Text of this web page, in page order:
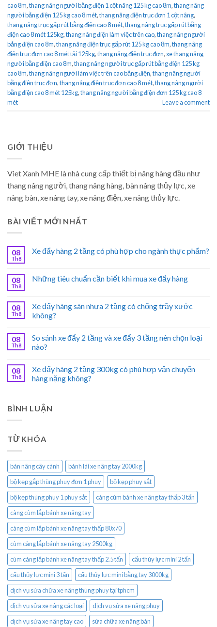
cao 8m,thang nâng người bằng điện 1 cột nâng 125 kg cao 8m,thang nâng
người bằng điện 125 kg cao 8 mét,thang nâng điện trục đơn 1 cột nâng,
thang nâng trục gấp rút bằng điện cao 8 mét,thang nâng trục gấp rút bằng
điện cao 8 mét 125kg,thang nâng điện làm việc trên cao,thang nâng người
bằng điện cao 8m,thang nâng điện trục gấp rút 125 kg cao 8m,thang nâng
điện trục đơn cao 8 mét tải 125kg,thang nâng điện trục đơn,xe thang nâng
người bằng điện cao 8m,thang nâng người trục gấp rút bằng điện 125 kg
cao 8m,thang nâng người làm việc trên cao bằng điện,thang nâng người
bằng điện trục đơn,thang nâng điện trục đơn cao 8 mét,thang nâng người
bằng điện cao 8 mét 125kg,thang nâng người bằng điện đơn 125 kg cao 8
mét
Leave a comment
GIỚI THIỆU
Viet Xanh MHE là nhà cung cấp thiết bị nâng hàng đầu như
thang nâng người, thang nâng hàng, bàn nâng thủy lực, xe
nâng bàn, xe nâng tay, xe nâng điện, xe nâng thủy lực.
BÀI VIẾT MỚI NHẤT
08
Th8
Xe đẩy hàng 2 tầng có phù hợp cho ngành thực phẩm?
08
Th8
Những tiêu chuẩn cần biết khi mua xe đẩy hàng
08
Th8
Xe đẩy hàng sàn nhựa 2 tầng có chống trầy xước
không?
08
Th8
So sánh xe đẩy 2 tầng và xe đẩy 3 tầng nên chọn loại
nào?
08
Th8
Xe đẩy hàng 2 tầng 300kg có phù hợp vận chuyển
hàng nặng không?
BÌNH LUẬN
TỪ KHÓA
bàn nâng cây cành
bánh lái xe nâng tay 2000kg
bộ kẹp gắp thùng phuy đơn 1 phuy
bộ kẹp phuy sắt
bộ kẹp thùng phuy 1 phuy sắt
càng cùm bánh xe nâng tay thấp 3 tấn
càng cùm lắp bánh xe nâng tay
càng cùm lắp bánh xe nâng tay thấp 80x70
cùm càng lắp bánh xe nâng tay 2500kg
cùm càng lắp bánh xe nâng tay thấp 2.5 tấn
cẩu thủy lực mini 2 tấn
cẩu thủy lực mini 3 tấn
cẩu thủy lực mini bằng tay 3000kg
dịch vụ sửa chữa xe nâng thùng phuy tại tphcm
dịch vụ sửa xe nâng các loại
dịch vụ sửa xe nâng phuy
dịch vụ sửa xe nâng tay cao
sửa chữa xe nâng bàn